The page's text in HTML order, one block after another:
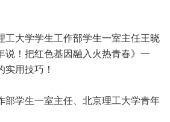
工大学学生工作部学生一室主任王晓
说！把红色基因融入火热青春》一
用技巧！
部学生一室主任、北京理工大学青年